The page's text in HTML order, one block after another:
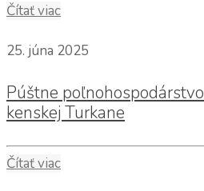
Čítať viac
25. júna 2025
Púštne
kenskej Turkane
Čítať viac